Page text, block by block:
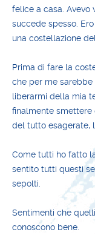
felice a casa. Avevo
succede spesso.
una costellazione
Prima di fare la
che per me
liberarmi della mia
finalmente smettere
del tutto esagerate,
Come tutti ho fatto
sentito tutti questi
sepolti.
Sentimenti che
conoscono bene.